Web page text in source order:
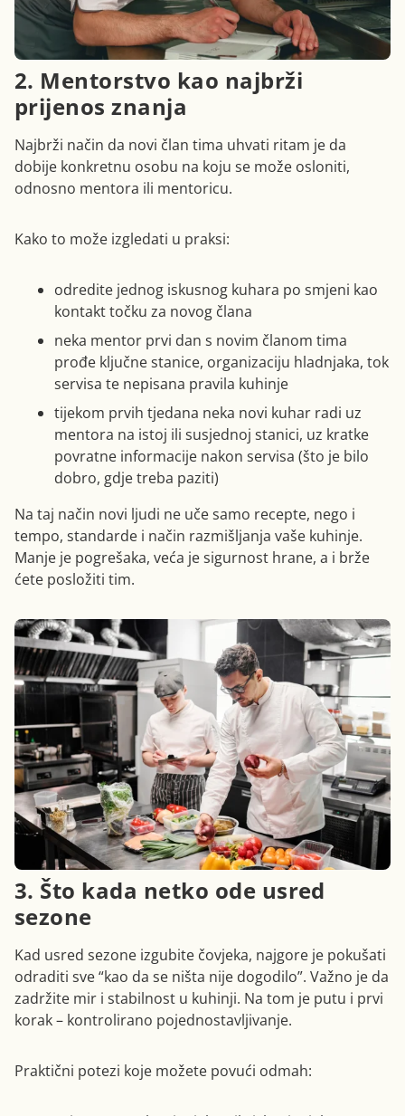
2. Mentorstvo kao najbrži
prijenos znanja
Najbrži način da novi član tima uhvati ritam je da
dobije konkretnu osobu na koju se može osloniti,
odnosno mentora ili mentoricu.
Kako to može izgledati u praksi:
odredite jednog iskusnog kuhara po smjeni kao
kontakt točku za novog člana
neka mentor prvi dan s novim članom tima
prođe ključne stanice, organizaciju hladnjaka, tok
servisa te nepisana pravila kuhinje
tijekom prvih tjedana neka novi kuhar radi uz
mentora na istoj ili susjednoj stanici, uz kratke
povratne informacije nakon servisa (što je bilo
dobro, gdje treba paziti)
Na taj način novi ljudi ne uče samo recepte, nego i
tempo, standarde i način razmišljanja vaše kuhinje.
Manje je pogrešaka, veća je sigurnost hrane, a i brže
ćete posložiti tim.
3. Što kada netko ode usred
sezone
Kad usred sezone izgubite čovjeka, najgore je pokušati
odraditi sve “kao da se ništa nije dogodilo”. Važno je da
zadržite mir i stabilnost u kuhinji. Na tom je putu i prvi
korak – kontrolirano pojednostavljivanje.
Praktični potezi koje možete povući odmah: